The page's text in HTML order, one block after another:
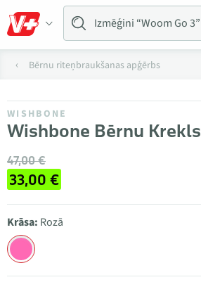
Bērnu riteņbraukšanas apģērbs
WISHBONE
Wishbone Bērnu Krekls
47,00 €
33,00 €
Krāsa: Rozā